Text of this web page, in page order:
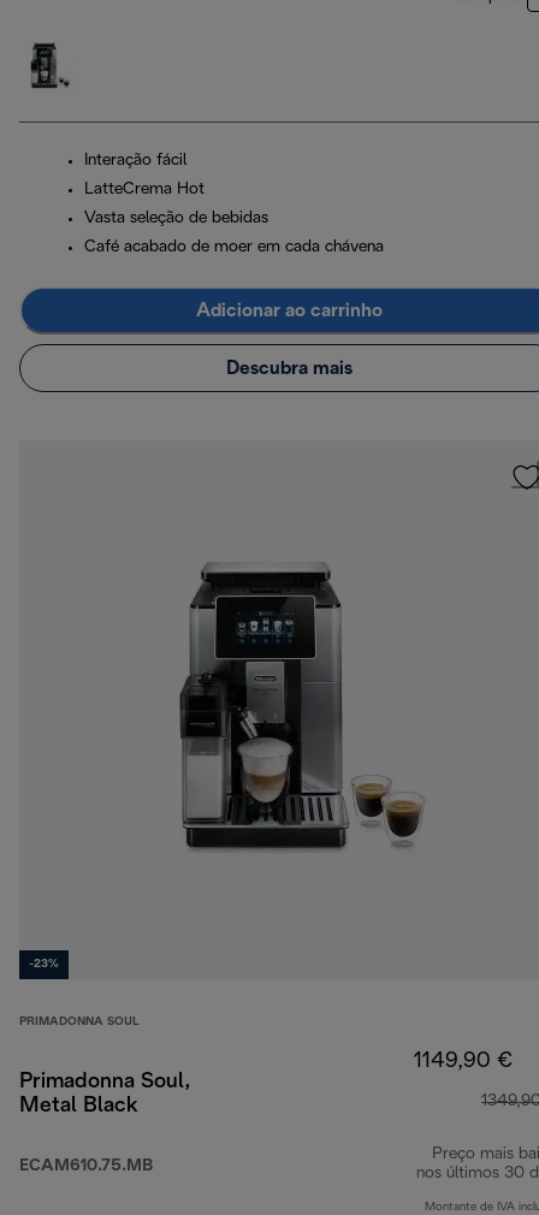
Interação fácil
LatteCrema Hot
Vasta seleção de bebidas
Café acabado de moer em cada chávena
Adicionar ao carrinho
Descubra mais
-23%
PRIMADONNA SOUL
Primadonna Soul,
Metal Black
ECAM610.75.MB
1149,90 €
Preço mais
nos últimos 30
Montante de IVA